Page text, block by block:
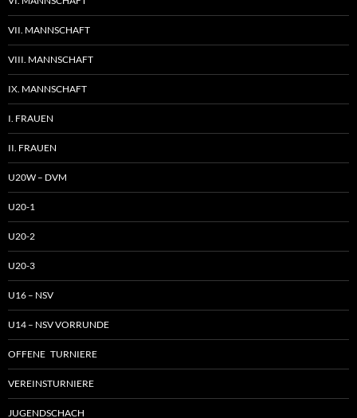
VII. MANNSCHAFT
VIII. MANNSCHAFT
IX. MANNSCHAFT
I. FRAUEN
II. FRAUEN
U20W – DVM
U20-1
U20-2
U20-3
U16 – NSV
U14 – NSV VORRUNDE
OFFENE TURNIERE
VEREINSTURNIERE
JUGENDSCHACH